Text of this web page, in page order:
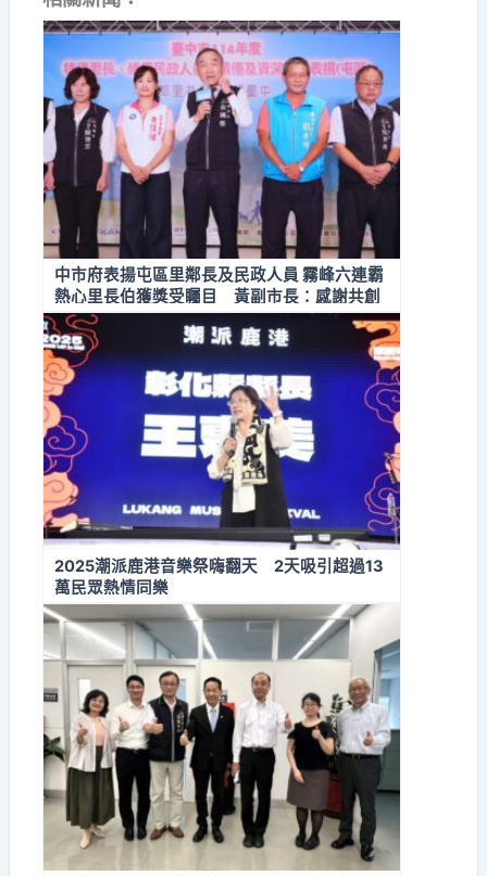
中市府表揚屯區里鄰長及民政人員 霧峰六連霸
熱心里長伯獲獎受矚目 黃副市長：感謝共創
幸福台中
2025潮派鹿港音樂祭嗨翻天 2天吸引超過13
萬民眾熱情同樂